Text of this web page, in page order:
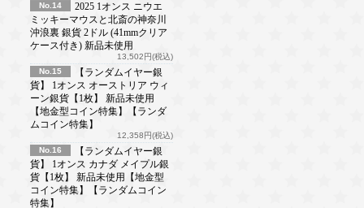
No.14
2025 1オンス ニウエ
ミッキーマウスと北斎の神奈川
沖浪裏 銀貨 2ドル (41mmクリア
ケース付き) 新品未使用
13,502円(税込)
No.15
【ランダムイヤー銀
貨】 1オンス オーストリア ウィ
ーン銀貨【1枚】 新品未使用
【地金型コイン特集】【ランダ
ムコイン特集】
12,358円(税込)
No.16
【ランダムイヤー銀
貨】 1オンス カナダ メイプル銀
貨【1枚】 新品未使用【地金型
コイン特集】【ランダムコイン
特集】